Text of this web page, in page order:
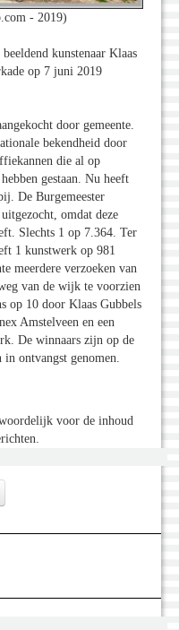
- 2019)
kunstenaar Klaas
op 7 juni 2019
door gemeente.
bekendheid door
die al op
gestaan. Nu heeft
De Burgemeester
omdat deze
Slechts 1 op 7.364. Ter
1 kunstwerk op 981
meerdere verzoeken van
van de wijk te voorzien
op 10 door Klaas Gubbels
Amstelveen en een
De winnaars zijn op de
in ontvangst genomen.
voor de inhoud